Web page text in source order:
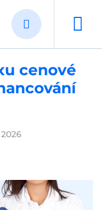
cenové
2026